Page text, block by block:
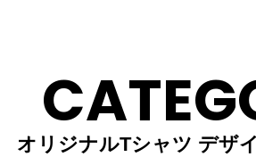
オリジナルTシャツ デザ